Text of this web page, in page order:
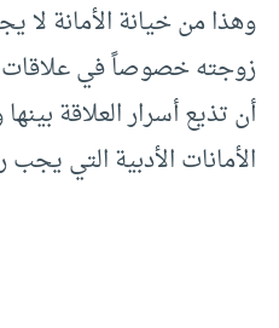
وهذا من خيانة الأمانة لا
زوجته خصوصاً في علاقات
أن تذيع أسرار العلاقة
الأمانات الأدبية التي يجب